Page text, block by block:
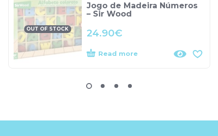
OUT OF STOCK
Jogo de Madeira Números
– Sir Wood
24.90€
Read more